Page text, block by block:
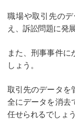
職場や取引先の
え、訴訟問題に発
また、刑事事件
しょう。
取引先のデータを
全にデータを消去
任せられるでしょう